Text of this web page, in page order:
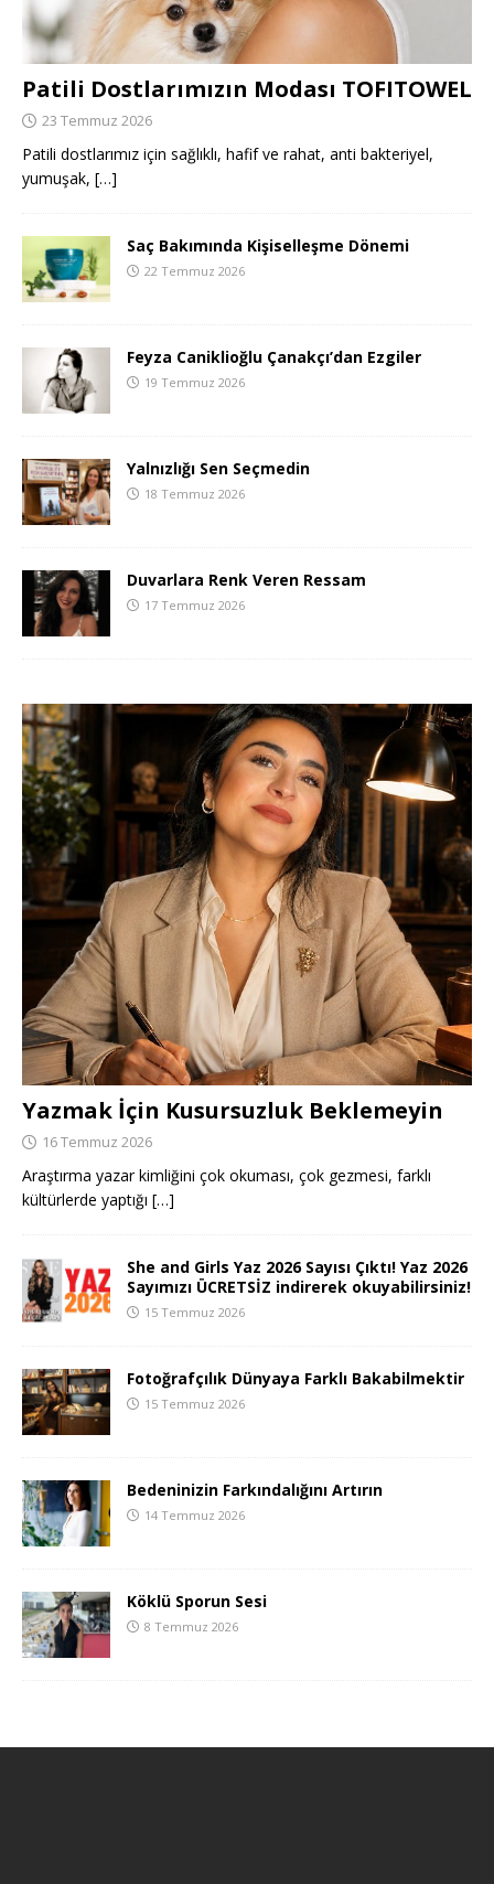
Patili Dostlarımızın Modası TOFITOWEL
23 Temmuz 2026
Patili dostlarımız için sağlıklı, hafif ve rahat, anti bakteriyel,
yumuşak, […]
Saç Bakımında Kişiselleşme Dönemi
22 Temmuz 2026
Feyza Caniklioğlu Çanakçı’dan Ezgiler
19 Temmuz 2026
Yalnızlığı Sen Seçmedin
18 Temmuz 2026
Duvarlara Renk Veren Ressam
17 Temmuz 2026
Yazmak İçin Kusursuzluk Beklemeyin
16 Temmuz 2026
Araştırma yazar kimliğini çok okuması, çok gezmesi, farklı
kültürlerde yaptığı […]
She and Girls Yaz 2026 Sayısı Çıktı! Yaz 2026
Sayımızı ÜCRETSİZ indirerek okuyabilirsiniz!
15 Temmuz 2026
Fotoğrafçılık Dünyaya Farklı Bakabilmektir
15 Temmuz 2026
Bedeninizin Farkındalığını Artırın
14 Temmuz 2026
Köklü Sporun Sesi
8 Temmuz 2026